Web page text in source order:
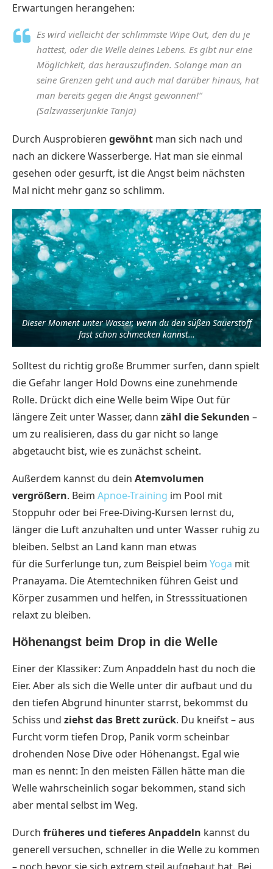
Erwartungen herangehen:
Es wird vielleicht der schlimmste Wipe Out, den du je
hattest, oder die Welle deines Lebens. Es gibt nur eine
Möglichkeit, das herauszufinden. Solange man an
seine Grenzen geht und auch mal darüber hinaus, hat
man bereits gegen die Angst gewonnen!“
(Salzwasserjunkie Tanja)
Durch Ausprobieren gewöhnt man sich nach und
nach an dickere Wasserberge. Hat man sie einmal
gesehen oder gesurft, ist die Angst beim nächsten
Mal nicht mehr ganz so schlimm.
Dieser Moment unter Wasser, wenn du den süßen Sauerstoff
fast schon schmecken kannst…
Solltest du richtig große Brummer surfen, dann spielt
die Gefahr langer Hold Downs eine zunehmende
Rolle. Drückt dich eine Welle beim Wipe Out für
längere Zeit unter Wasser, dann zähl die Sekunden –
um zu realisieren, dass du gar nicht so lange
abgetaucht bist, wie es zunächst scheint.
Außerdem kannst du dein Atemvolumen
vergrößern. Beim Apnoe-Training im Pool mit
Stoppuhr oder bei Free-Diving-Kursen lernst du,
länger die Luft anzuhalten und unter Wasser ruhig zu
bleiben. Selbst an Land kann man etwas
für die Surferlunge tun, zum Beispiel beim Yoga mit
Pranayama. Die Atemtechniken führen Geist und
Körper zusammen und helfen, in Stresssituationen
relaxt zu bleiben.
Höhenangst beim Drop in die Welle
Einer der Klassiker: Zum Anpaddeln hast du noch die
Eier. Aber als sich die Welle unter dir aufbaut und du
den tiefen Abgrund hinunter starrst, bekommst du
Schiss und ziehst das Brett zurück. Du kneifst – aus
Furcht vorm tiefen Drop, Panik vorm scheinbar
drohenden Nose Dive oder Höhenangst. Egal wie
man es nennt: In den meisten Fällen hätte man die
Welle wahrscheinlich sogar bekommen, stand sich
aber mental selbst im Weg.
Durch früheres und tieferes Anpaddeln kannst du
generell versuchen, schneller in die Welle zu kommen